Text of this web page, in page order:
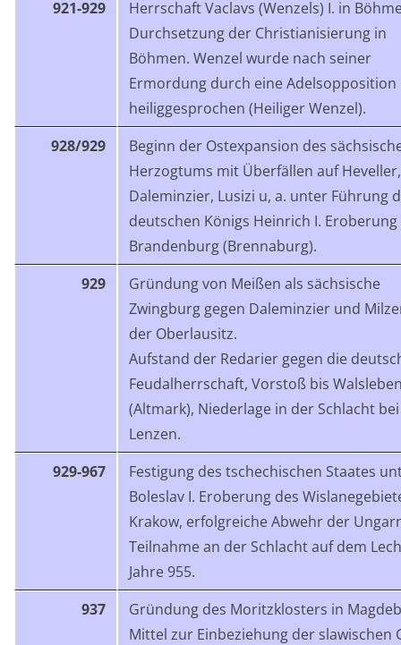
921-929
Herrschaft Vaclavs (Wenzels) I. in
Durchsetzung der Christianisierung in
Böhmen. Wenzel wurde nach seiner
Ermordung durch eine Adelsopposition
heiliggesprochen (Heiliger Wenzel).
928/929
Beginn der Ostexpansion des
Herzogtums mit Überfällen auf Heveller,
Daleminzier, Lusizi u, a. unter Führung
deutschen Königs Heinrich I.
Brandenburg (Brennaburg).
929
Gründung von Meißen als sächsische
Zwingburg gegen Daleminzier und
der Oberlausitz.
Aufstand der Redarier gegen die
Feudalherrschaft, Vorstoß bis
(Altmark), Niederlage in der Schlacht bei
Lenzen.
929-967
Festigung des tschechischen Staates
Boleslav I. Eroberung des
Krakow, erfolgreiche Abwehr der
Teilnahme an der Schlacht auf dem
Jahre 955.
937
Gründung des Moritzklosters in
Mittel zur Einbeziehung der slawischen